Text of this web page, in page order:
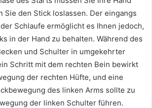
Sie den Stick loslassen. Der eingangs
Schlaufe ermöglicht es Ihnen jedoch,
in der Hand zu behalten. Während des
und Schulter in umgekehrter
Schritt mit dem rechten Bein bewirkt
der rechten Hüfte, und eine
des linken Arms sollte zu
der linken Schulter führen.